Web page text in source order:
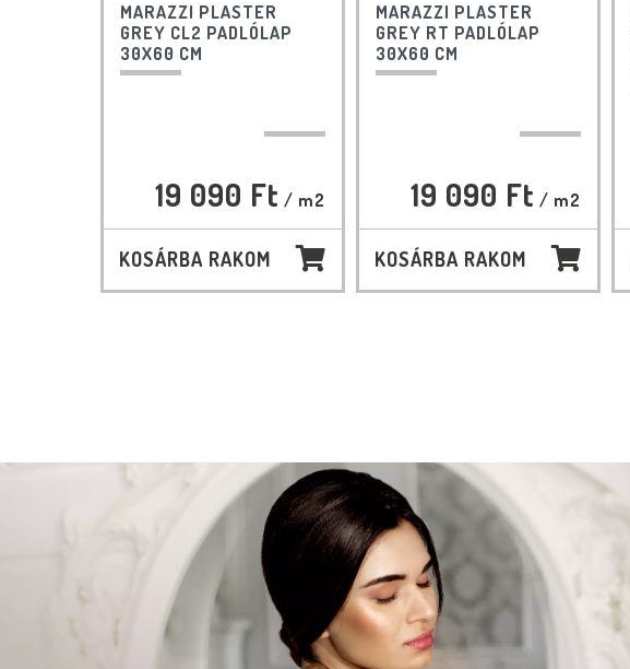
MARAZZI PLASTER
GREY CL2 PADLÓLAP
30X60 CM
19 090 Ft / m2
KOSÁRBA RAKOM
MARAZZI PLASTER
GREY RT PADLÓLAP
30X60 CM
19 090 Ft / m2
KOSÁRBA RAKOM